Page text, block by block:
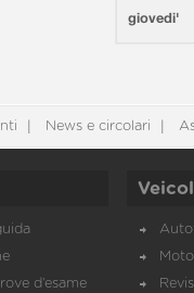
giovedi'
News e circolari
d’esame